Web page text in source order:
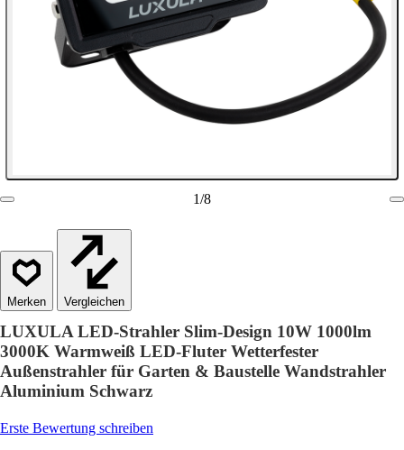
1/8
Vergleichen
LUXULA LED-Strahler Slim-Design 10W 1000lm
3000K Warmweiß LED-Fluter Wetterfester
Außenstrahler für Garten & Baustelle Wandstrahler
Aluminium Schwarz
Erste Bewertung schreiben